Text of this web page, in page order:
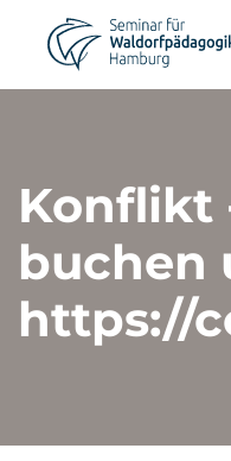
Konflikt
buchen
https://